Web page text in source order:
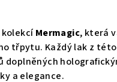
Mermagic, která
třpytu. Každý lak z
a elegance.